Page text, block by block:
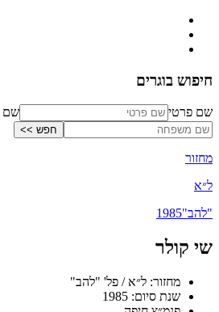
חיפוש בוגרים
שם פרטי שם
מחזור
ל״א
"להב"1985
שי קולר
מחזור: ל״א / פל' "להב"
שנת סיום: 1985